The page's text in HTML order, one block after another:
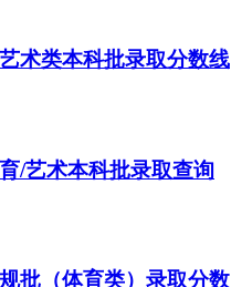
术类本科批录取分数线
/艺术本科批录取查询
批（体育类）录取分数